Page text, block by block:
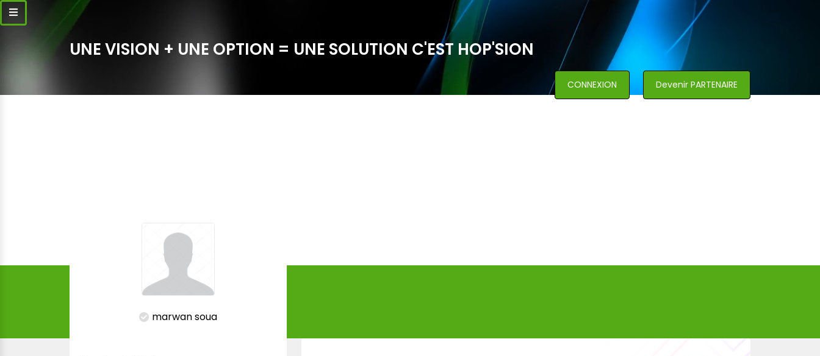
UNE VISION + UNE OPTION = UNE SOLUTION C'EST HOP'SION
CONNEXION Devenir PARTENAIRE
marwan soua